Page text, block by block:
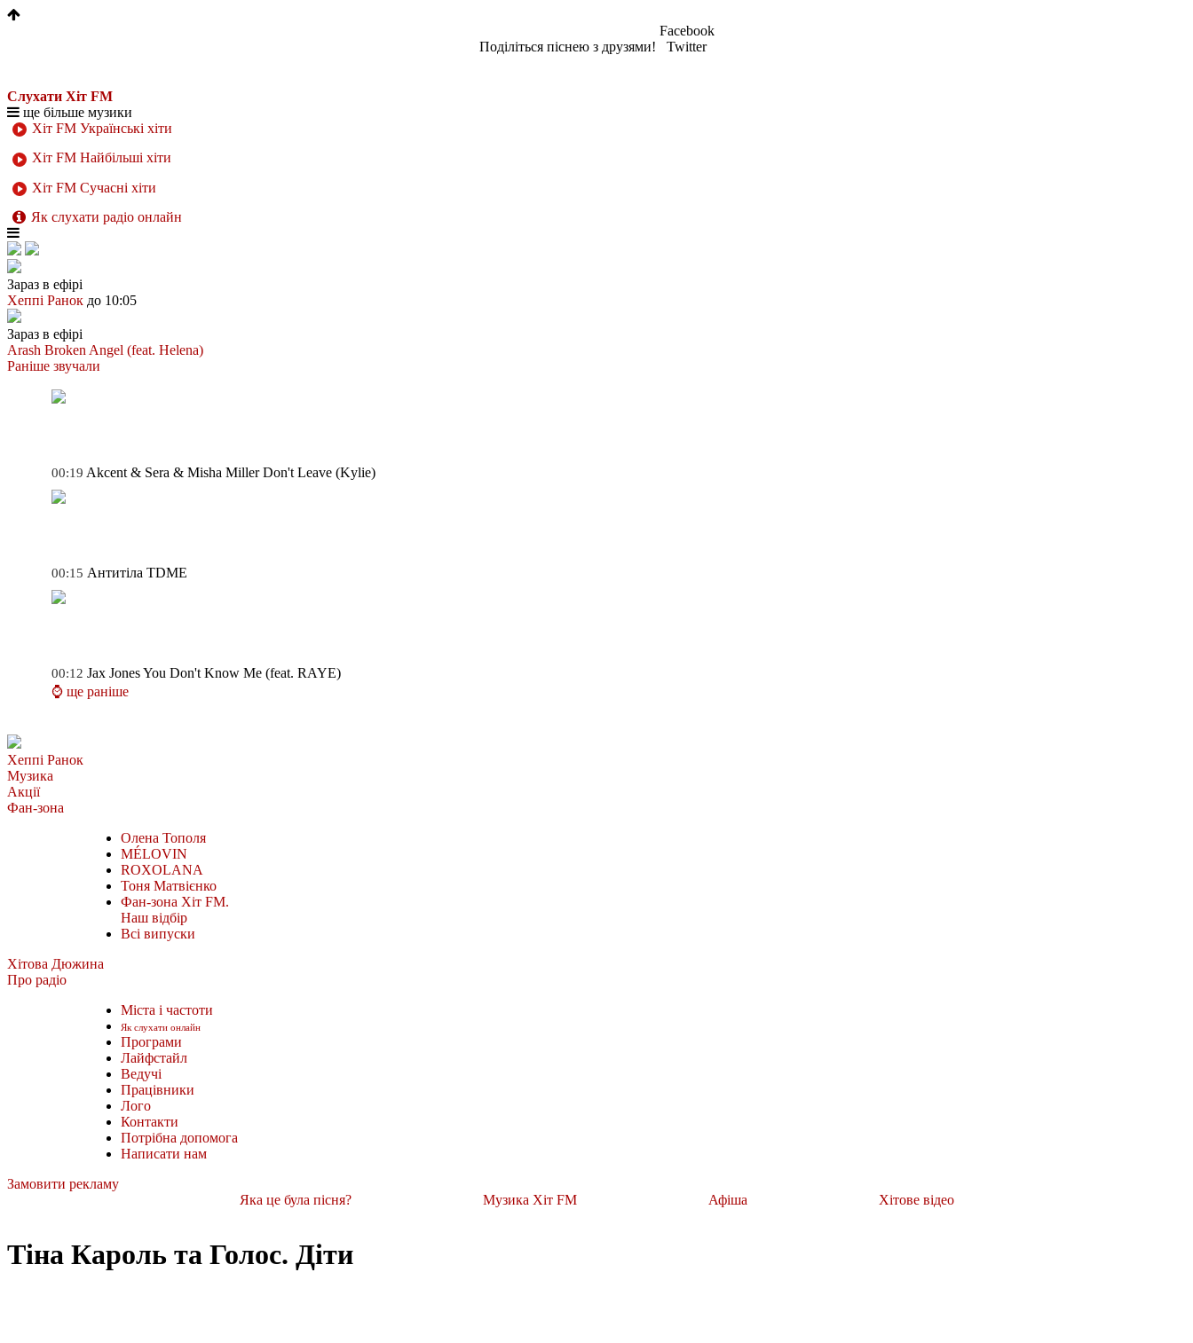
Поділіться піснею з друзями!
Facebook
Twitter
Слухати Хіт FM
ще більше музики
Хіт FM Українські хіти
Хіт FM Найбільші хіти
Хіт FM Сучасні хіти
Як слухати радіо онлайн
Зараз в ефірі
Хеппі Ранок до 10:05
Зараз в ефірі
Arash Broken Angel (feat. Helena)
Раніше звучали
00:19 Akcent & Sera & Misha Miller Don't Leave (Kylie)
00:15 Антитіла TDME
00:12 Jax JonesYou Don't Know Me (feat. RAYE)
⌚ ще раніше
Хеппі Ранок
Музика
Акції
Фан-зона
Олена Тополя
MÉLOVIN
ROXOLANA
Тоня Матвієнко
Фан-зона Хіт FM.
Наш відбір
Всі випуски
Хітова Дюжина
Про радіо
Міста і частоти
Як слухати онлайн
Програми
Лайфстайл
Ведучі
Працівники
Лого
Контакти
Потрібна допомога
Написати нам
Замовити рекламу
Яка це була пісня?
Музика Хіт FM Афіша Хітове відео
Тіна Кароль та Голос. Діти